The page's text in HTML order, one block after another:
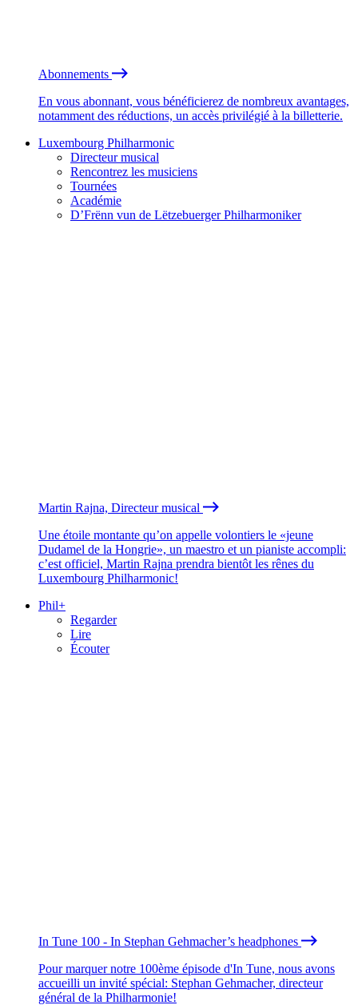
Abonnements
En vous abonnant, vous bénéficierez de nombreux avantages,
notamment des réductions, un accès privilégié à la billetterie.
Luxembourg Philharmonic
Directeur musical
Rencontrez les musiciens
Tournées
Académie
D’Frënn vun de Lëtzebuerger Philharmoniker
Martin Rajna, Directeur musical
Une étoile montante qu’on appelle volontiers le «jeune
Dudamel de la Hongrie», un maestro et un pianiste accompli:
c’est officiel, Martin Rajna prendra bientôt les rênes du
Luxembourg Philharmonic!
Phil+
Regarder
Lire
Écouter
In Tune 100 - In Stephan Gehmacher’s headphones
Pour marquer notre 100ème épisode d'In Tune, nous avons
accueilli un invité spécial: Stephan Gehmacher, directeur
général de la Philharmonie!